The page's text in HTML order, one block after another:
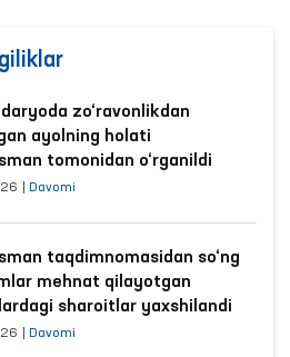
zo‘ravonlikdan
ayolning holati
tomonidan o‘rganildi
Davomi
taqdimnomasidan so‘ng
mehnat qilayotgan
sharoitlar yaxshilandi
Davomi